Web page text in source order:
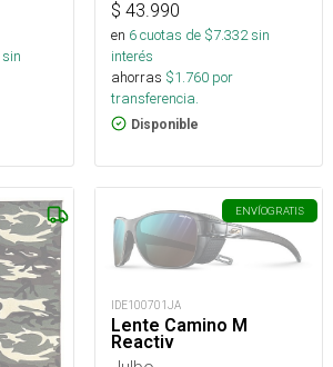
sin
$ 43.990
en 6cuotas de $7.332sin
interés
ahorras $1.760 por
transferencia.
Disponible
ENVÍOGRATIS
IDE100701JA
Lente Camino M
Reactiv